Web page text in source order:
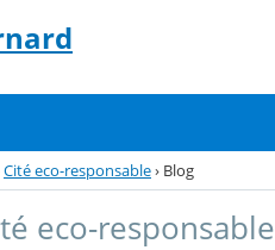
Cité eco-responsable› Blog
eco-responsable